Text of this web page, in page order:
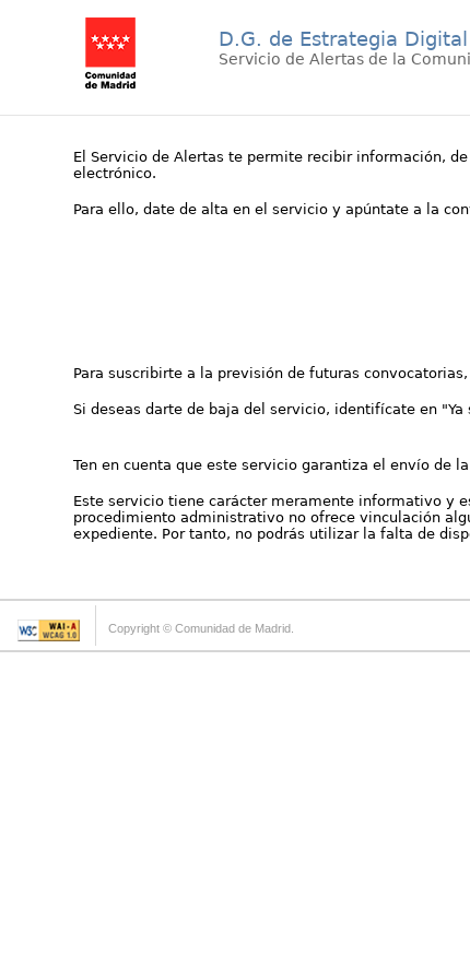
D.G. de Estrategia Digital
Servicio de Alertas de la
El Servicio de Alertas te permite recibir información,
electrónico.
Para ello, date de alta en el servicio y apúntate a la
Para suscribirte a la previsión de futuras
Si deseas darte de baja del servicio, identifícate en
Ten en cuenta que este servicio garantiza el envío de
Este servicio tiene carácter meramente informativo y
procedimiento administrativo no ofrece vinculación
expediente. Por tanto, no podrás utilizar la falta de
Copyright © Comunidad de Madrid.